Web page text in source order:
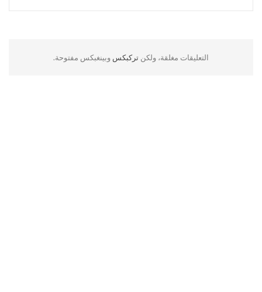
التعليقات مغلقة، ولكن تركبكس وبينغبكس مفتوحة.